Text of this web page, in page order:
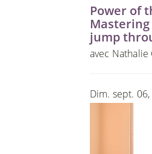
Power of
jump
avec Nathalie
Dim. sept.